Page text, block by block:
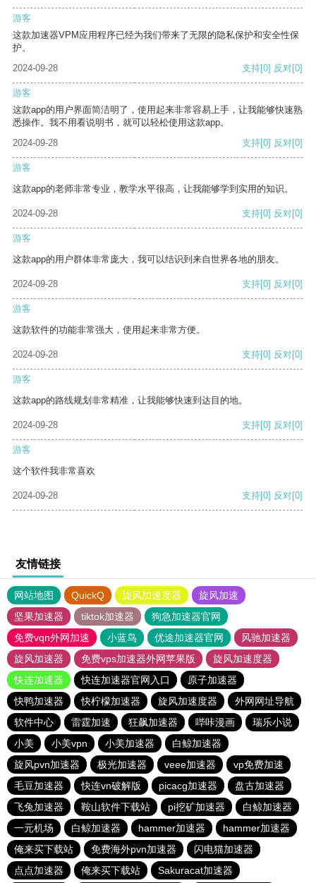
游客
这款加速器VPM应用程序已经为我们带来了无限的隐私保护和安全性保
护。
2024-09-28
支持[0] 反对[0]
游客
这款app的用户界面简洁明了，使用起来非常容易上手，让我能够快速熟
悉操作。我不用看说明书，就可以轻松使用这款app。
2024-09-28
支持[0] 反对[0]
游客
这款app的老师非常专业，教学水平很高，让我能够学到实用的知识。
2024-09-28 支持[0] 反对[0]
游客
这款app的用户群体非常庞大，我可以结识到来自世界各地的朋友。
2024-09-28 支持[0] 反对[0]
游客
这款软件的功能非常强大，使用起来非常方便。
2024-09-28 支持[0] 反对[0]
游客
这款app的路线规划非常精准，让我能够快速到达目的地。
2024-09-28 支持[0] 反对[0]
游客
这个软件我非常喜欢
2024-09-28 支持[0] 反对[0]
友情链接
网站地图 QuickQ 旋风加速度器
旋风加速
坚果加速器
tiktok加速器
狗急加速器官网
免费vqn外网加速
小蓝鸟 优途加速器官网
风驰加速器
旋风加速器
免费vps加速器外网苹果版
旋风加速度器
快连加速器
快连加速器官网入口
原子加速器
快鸭加速器
快柠檬加速器 旋风加速度器
外网网址导航
软件中心
雷霆加速 狂飙加速器 哔咔漫画
瑞乐小说
小美
小美vpn 小美加速器
白鲸加速器
旋风pvn加速器
极光加速器 veee加速器
vp免费加速
毛豆加速器
快连vn破解版 picacg加速器
盘古加速器
飞兔加速器
鞍山软件下载站 pi挖矿加速器
白鲸加速器
一元机场
白鲸加速器 hammer加速器
hammer加速器
俺来买下载站
免费海外pvn加速器
闪电猫加速器
点点加速器
俺来买下载站 Sakuracat加速器